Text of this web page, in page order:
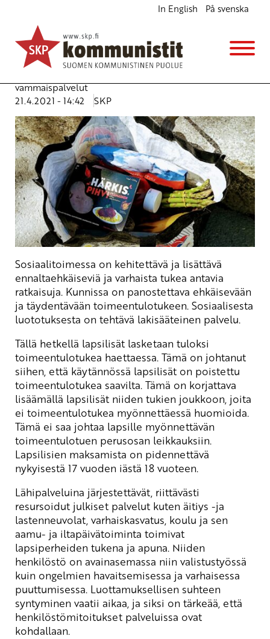
In English På svenska
Sosiaalipalvelut kuntoon
Ajankohtaista
Avainsanat:lapsilisät,sosiaali- ja terveyspalvelut
vammaispalvelut
21.4.2021 - 14:42
SKP
Sosiaalitoimessa on kehitettävä ja lisättävä
ennaltaehkäiseviä ja varhaista tukea antavia
ratkaisuja. Kunnissa on panostettava ehkäisevään
ja täydentävään toimeentulotukeen. Sosiaalisesta
luototuksesta on tehtävä lakisääteinen palvelu.
Tällä hetkellä lapsilisät lasketaan tuloksi
toimeentulotukea haettaessa. Tämä on johtanut
siihen, että käytännössä lapsilisät on poistettu
toimeentulotukea saavilta. Tämä on korjattava
lisäämällä lapsilisät niiden tukien joukkoon, joita
ei toimeentulotukea myönnettäessä huomioida.
Tämä ei saa johtaa lapsille myönnettävän
toimeentulotuen perusosan leikkauksiin.
Lapsilisien maksamista on pidennettävä
nykyisestä 17 vuoden iästä 18 vuoteen.
Lähipalveluina järjestettävät, riittävästi
resursoidut julkiset palvelut kuten äitiys -ja
lastenneuvolat, varhaiskasvatus, koulu ja sen
aamu- ja iltapäivätoiminta toimivat
lapsiperheiden tukena ja apuna. Niiden
henkilöstö on avainasemassa niin valistustyössä
kuin ongelmien havaitsemisessa ja varhaisessa
puuttumisessa. Luottamuksellisen suhteen
syntyminen vaatii aikaa, ja siksi on tärkeää, että
henkilöstömitoitukset palveluissa ovat
kohdallaan.